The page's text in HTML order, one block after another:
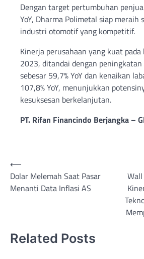
Dengan target pertumbuhan
YoY, Dharma Polimetal siap meraih
industri otomotif yang kompetitif.
Kinerja perusahaan yang kuat
2023, ditandai dengan
sebesar 59,7% YoY dan kenaikan
107,8% YoY, menunjukkan
kesuksesan berkelanjutan.
PT. Rifan Financindo Berjangka –
Post
navigation
⟵
Dolar Melemah Saat Pasar
Menanti Data Inflasi AS
Related Posts